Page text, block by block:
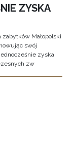
ZYSKA
Małopolski
swój
zyska
zw